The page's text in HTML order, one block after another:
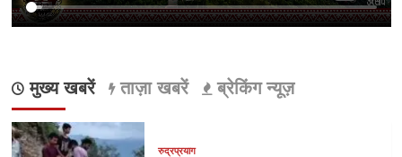
मुख्य खबरें ताज़ा खबरें ब्रेकिंग न्यूज़
रुद्रप्रयाग